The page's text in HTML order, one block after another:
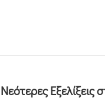
Νεότερες